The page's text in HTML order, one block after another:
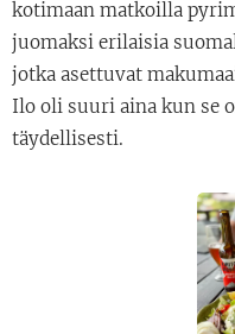
kotimaan matkoilla
juomaksi erilaisia
jotka asettuvat
Ilo oli suuri aina kun se
täydellisesti.